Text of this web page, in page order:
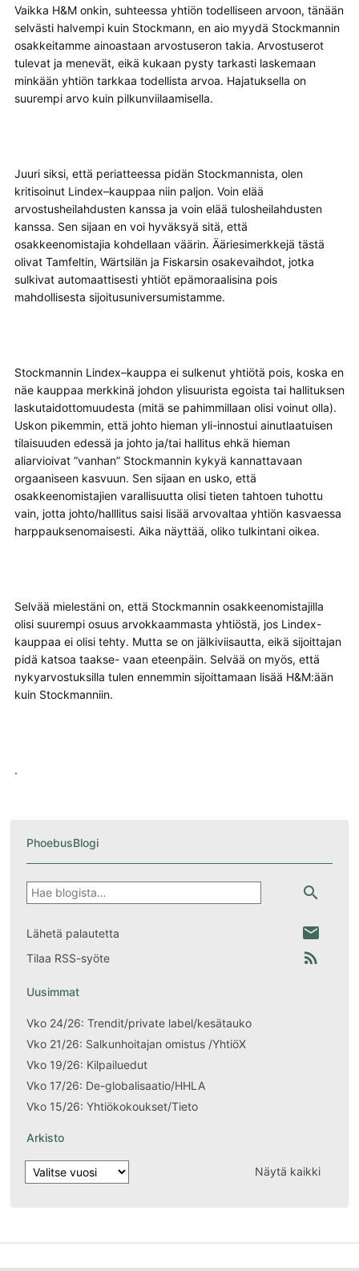
Vaikka H&M onkin, suhteessa yhtiön todelliseen arvoon, tänään
selvästi halvempi kuin Stockmann, en aio myydä Stockmannin
osakkeitamme ainoastaan arvostuseron takia. Arvostuserot
tulevat ja menevät, eikä kukaan pysty tarkasti laskemaan
minkään yhtiön tarkkaa todellista arvoa. Hajatuksella on
suurempi arvo kuin pilkunviilaamisella.
Juuri siksi, että periatteessa pidän Stockmannista, olen
kritisoinut Lindex–kauppaa niin paljon. Voin elää
arvostusheilahdusten kanssa ja voin elää tulosheilahdusten
kanssa. Sen sijaan en voi hyväksyä sitä, että
osakkeenomistajia kohdellaan väärin. Ääriesimerkkejä tästä
olivat Tamfeltin, Wärtsilän ja Fiskarsin osakevaihdot, jotka
sulkivat automaattisesti yhtiöt epämoraalisina pois
mahdollisesta sijoitusuniversumistamme.
Stockmannin Lindex–kauppa ei sulkenut yhtiötä pois, koska en
näe kauppaa merkkinä johdon ylisuurista egoista tai hallituksen
laskutaidottomuudesta (mitä se pahimmillaan olisi voinut olla).
Uskon pikemmin, että johto hieman yli-innostui ainutlaatuisen
tilaisuuden edessä ja johto ja/tai hallitus ehkä hieman
aliarvioivat ”vanhan” Stockmannin kykyä kannattavaan
orgaaniseen kasvuun. Sen sijaan en usko, että
osakkeenomistajien varallisuutta olisi tieten tahtoen tuhottu
vain, jotta johto/halllitus saisi lisää arvovaltaa yhtiön kasvaessa
harppauksenomaisesti. Aika näyttää, oliko tulkintani oikea.
Selvää mielestäni on, että Stockmannin osakkeenomistajilla
olisi suurempi osuus arvokkaammasta yhtiöstä, jos Lindex-
kauppaa ei olisi tehty. Mutta se on jälkiviisautta, eikä sijoittajan
pidä katsoa taakse- vaan eteenpäin. Selvää on myös, että
nykyarvostuksilla tulen ennemmin sijoittamaan lisää H&M:ään
kuin Stockmanniin.
.
PhoebusBlogi
Hae
search
Lähetä palautetta email
Tilaa RSS-syöte rss_feed
Uusimmat
Vko 24/26: Trendit/private label/kesätauko
Vko 21/26: Salkunhoitajan omistus /YhtiöX
Vko 19/26: Kilpailuedut
Vko 17/26: De-globalisaatio/HHLA
Vko 15/26: Yhtiökokoukset/Tieto
Arkisto
Näytä kaikki